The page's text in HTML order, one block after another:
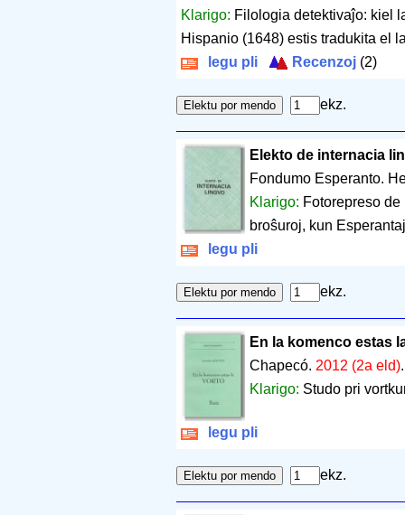
Klarigo: Filologia detektivaĵo: kiel
Hispanio (1648) estis tradukita el
legu pli
Recenzoj (2)
ekz.
Elekto de internacia
Fondumo Esperanto.
Klarigo: Fotorepreso
broŝuroj, kun
legu pli
ekz.
En la komenco estas
Chapecó. 2012 (2a eld)
Klarigo: Studo pri
legu pli
ekz.